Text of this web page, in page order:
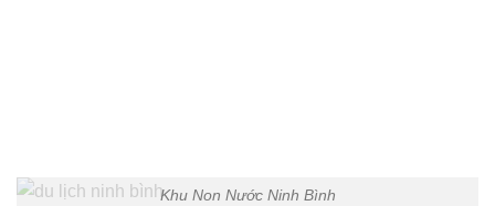
Khu Non Nước Ninh Bình